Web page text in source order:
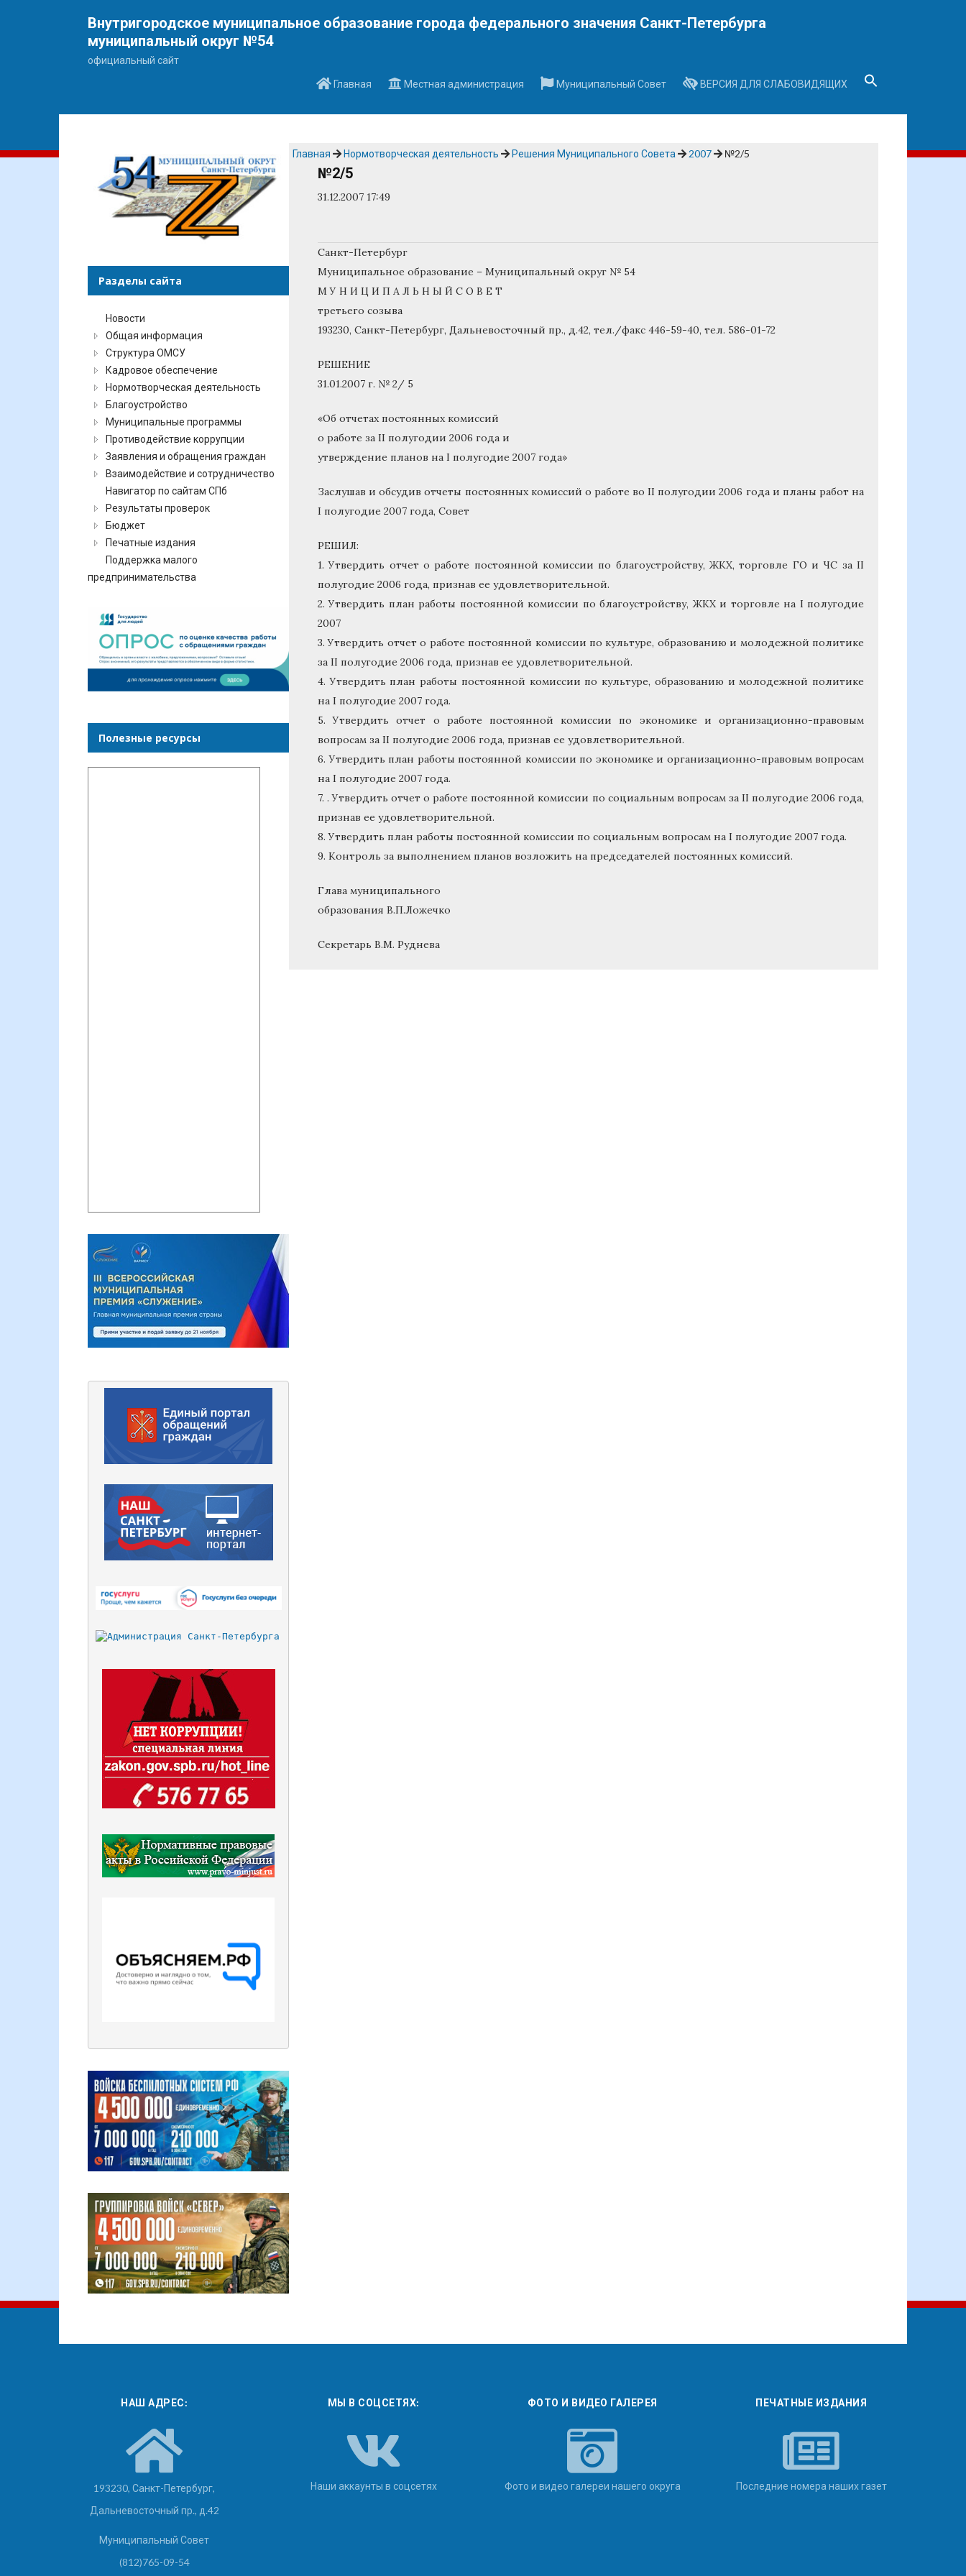
Внутригородское муниципальное образование города федерального значения Санкт-Петербурга
муниципальный округ №54
официальный сайт
Главная
Местная администрация Муниципальный Совет ВЕРСИЯ ДЛЯ СЛАБОВИДЯЩИХ
Главная Нормотворческая деятельность Решения Муниципального Совета 2007 №2/5
№2/5
31.12.2007 17:49
Санкт-Петербург
Муниципальное образование – Муниципальный округ № 54
М У Н И Ц И П А Л Ь Н Ы Й С О В Е Т
третьего созыва
193230, Санкт-Петербург, Дальневосточный пр., д.42, тел./факс 446-59-40, тел. 586-01-72
РЕШЕНИЕ
31.01.2007 г. № 2/ 5
«Об отчетах постоянных комиссий
о работе за II полугодии 2006 года и
утверждение планов на I полугодие 2007 года»
Заслушав и обсудив отчеты постоянных комиссий о работе во II полугодии 2006 года и планы работ на
I полугодие 2007 года, Совет
РЕШИЛ:
1. Утвердить отчет о работе постоянной комиссии по благоустройству, ЖКХ, торговле ГО и ЧС за II
полугодие 2006 года, признав ее удовлетворительной.
2. Утвердить план работы постоянной комиссии по благоустройству, ЖКХ и торговле на I полугодие
2007
3. Утвердить отчет о работе постоянной комиссии по культуре, образованию и молодежной политике
за II полугодие 2006 года, признав ее удовлетворительной.
4. Утвердить план работы постоянной комиссии по культуре, образованию и молодежной политике
на I полугодие 2007 года.
5. Утвердить отчет о работе постоянной комиссии по экономике и организационно-правовым
вопросам за II полугодие 2006 года, признав ее удовлетворительной.
6. Утвердить план работы постоянной комиссии по экономике и организационно-правовым вопросам
на I полугодие 2007 года.
7. . Утвердить отчет о работе постоянной комиссии по социальным вопросам за II полугодие 2006 года,
признав ее удовлетворительной.
8. Утвердить план работы постоянной комиссии по социальным вопросам на I полугодие 2007 года.
9. Контроль за выполнением планов возложить на председателей постоянных комиссий.
Глава муниципального
образования В.П.Ложечко
Секретарь В.М. Руднева
Разделы сайта
Новости
Общая информация
Структура ОМСУ
Кадровое обеспечение
Нормотворческая деятельность
Благоустройство
Муниципальные программы
Противодействие коррупции
Заявления и обращения граждан
Взаимодействие и сотрудничество
Навигатор по сайтам СПб
Результаты проверок
Бюджет
Печатные издания
Поддержка малого
предпринимательства
Полезные ресурсы
НАШ АДРЕС:
193230, Санкт-Петербург,
Дальневосточный пр., д.42
Муниципальный Совет
(812)765-09-54
МЫ В СОЦСЕТЯХ:
Наши аккаунты в соцсетях
ФОТО И ВИДЕО ГАЛЕРЕЯ
Фото и видео галереи нашего округа
ПЕЧАТНЫЕ ИЗДАНИЯ
Последние номера наших газет